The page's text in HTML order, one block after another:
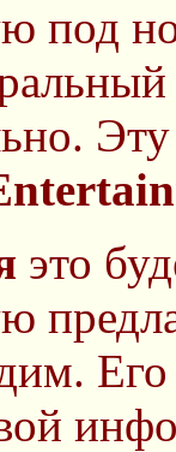
под
это